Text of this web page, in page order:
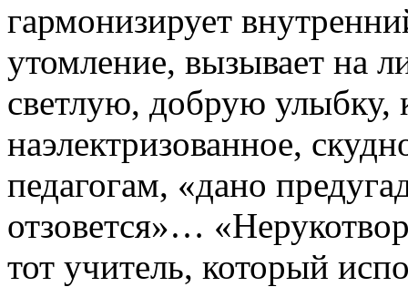
гармонизирует
утомление, вызывает на
светлую, добрую улыбку,
наэлектризованное,
педагогам, «дано
отзовется»…
тот учитель, который